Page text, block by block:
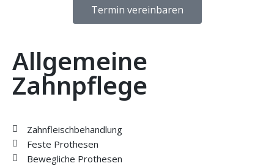
Termin vereinbaren
Allgemeine
Zahnpflege
Zahnfleischbehandlung
Feste Prothesen
Bewegliche Prothesen